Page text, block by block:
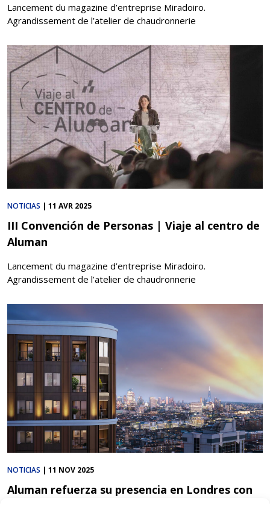
Lancement du magazine d’entreprise Miradoiro.
Agrandissement de l’atelier de chaudronnerie
NOTICIAS | 11 AVR 2025
III Convención de Personas | Viaje al centro de
Aluman
Lancement du magazine d’entreprise Miradoiro.
Agrandissement de l’atelier de chaudronnerie
NOTICIAS | 11 NOV 2025
Aluman refuerza su presencia en Londres con